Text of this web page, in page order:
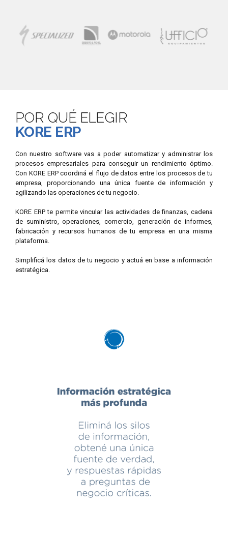
POR QUÉ ELEGIR
KORE ERP
Con nuestro software vas a poder automatizar y administrar los
procesos empresariales para conseguir un rendimiento óptimo.
Con KORE ERP coordiná el flujo de datos entre los procesos de tu
empresa, proporcionando una única fuente de información y
agilizando las operaciones de tu negocio.
KORE ERP te permite vincular las actividades de finanzas, cadena
de suministro, operaciones, comercio, generación de informes,
fabricación y recursos humanos de tu empresa en una misma
plataforma.
Simplificá los datos de tu negocio y actuá en base a información
estratégica.